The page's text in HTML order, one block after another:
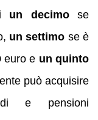
un decimose
un settimo se è
euro e un quinto
può acquisire
e pensioni